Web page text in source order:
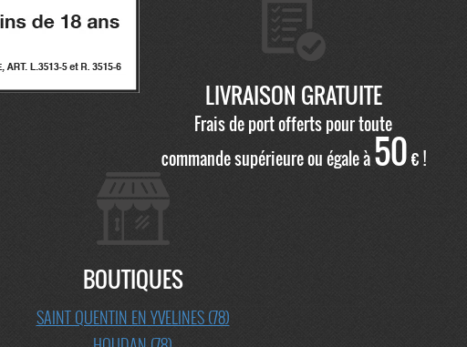
LIVRAISON GRATUITE
Frais de port offerts pour toute
commande supérieure ou égale à50€ !
BOUTIQUES
SAINT QUENTIN EN YVELINES (78)